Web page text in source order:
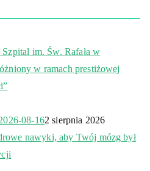
im. Św. Rafała w
w ramach prestiżowej
08-162 sierpnia 2026
nawyki, aby Twój mózg był